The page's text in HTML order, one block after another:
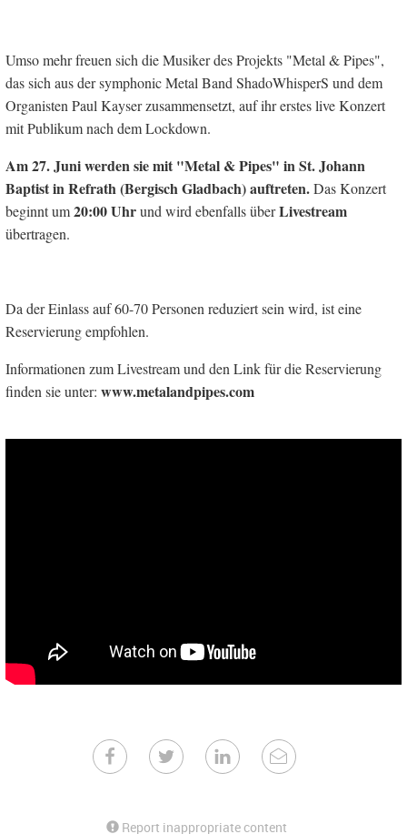
Umso mehr freuen sich die Musiker des Projekts "Metal & Pipes",
das sich aus der symphonic Metal Band ShadoWhisperS und dem
Organisten Paul Kayser zusammensetzt, auf ihr erstes live Konzert
mit Publikum nach dem Lockdown.
Am 27. Juni werden sie mit "Metal & Pipes" in St. Johann
Baptist in Refrath (Bergisch Gladbach) auftreten.Das Konzert
beginnt um20:00 Uhrund wird ebenfalls überLivestream
übertragen.
Da der Einlass auf 60-70 Personen reduziert sein wird, ist eine
Reservierung empfohlen.
Informationen zum Livestream und den Link für die Reservierung
finden sie unter: www.metalandpipes.com
Report inappropriate content